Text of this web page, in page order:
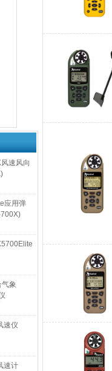
速风向
应用弹
象
速仪
速计